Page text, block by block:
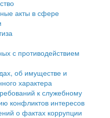
акты в сфере
с противодействием
об имуществе и
характера
к служебному
конфликтов интересов
о фактах коррупции